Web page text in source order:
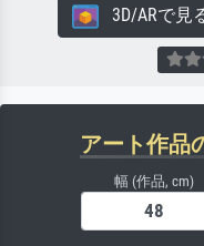
3D/ARで見
アート作品
幅 (作品, cm)